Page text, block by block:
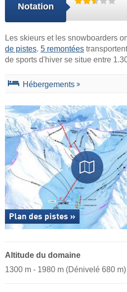
Notation
Les skieurs et les snowboarders
de pistes. 5 remontées
de sports d'hiver se situe entre
Hébergements
Plan des pistes »
Altitude du domaine
1300 m - 1980 m (Dénivelé 680 m)